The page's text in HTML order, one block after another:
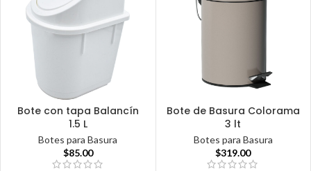
Bote con tapa Balancín
1.5 L
Botes para Basura
$85.00
Bote de Basura Colorama
3 lt
Botes para Basura
$319.00